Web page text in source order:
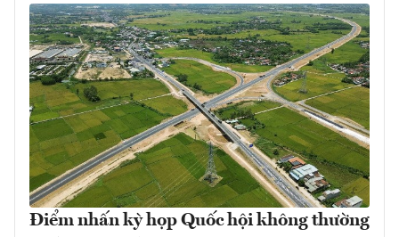
Điểm nhấn kỳ họp Quốc hội không thường